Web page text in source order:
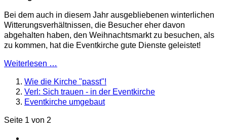
Bei dem auch in diesem Jahr ausgeb­liebenen winterlichen
Witterungsver­hältnissen, die Besucher eher davon
abgehalten haben, den Weihnachts­markt zu besuchen, als
zu kommen, hat die Eventkirche gute Dienste geleistet!
Weiterlesen …
Wie die Kirche "passt"!
Verl: Sich trauen - in der Eventkirche
Eventkirche umgebaut
Seite 1 von 2